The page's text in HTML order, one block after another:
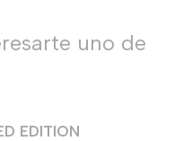
uno de
EDITION